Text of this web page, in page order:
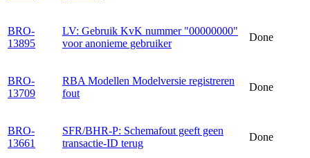
BRO-
13895
LV: Gebruik KvK nummer "00000000"
voor anonieme gebruiker
Done
BRO-
13709
RBA Modellen Modelversie registreren
fout
Done
BRO-
13661
SFR/BHR-P: Schemafout geeft geen
transactie-ID terug
Done